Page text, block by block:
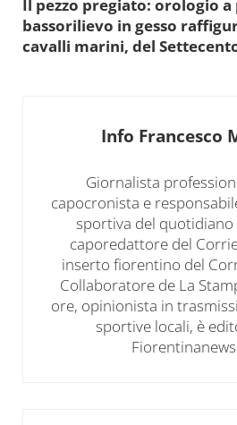
Il pezzo pregiato: orologio
bassorilievo in gesso
cavalli marini, del
Info Francesco
Giornalista
capocronista e
sportiva del quotidiano
caporedattore del
inserto fiorentino del
Collaboratore de La
ore, opinionista in
sportive locali, è